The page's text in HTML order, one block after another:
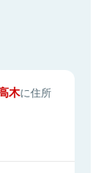
木に住所